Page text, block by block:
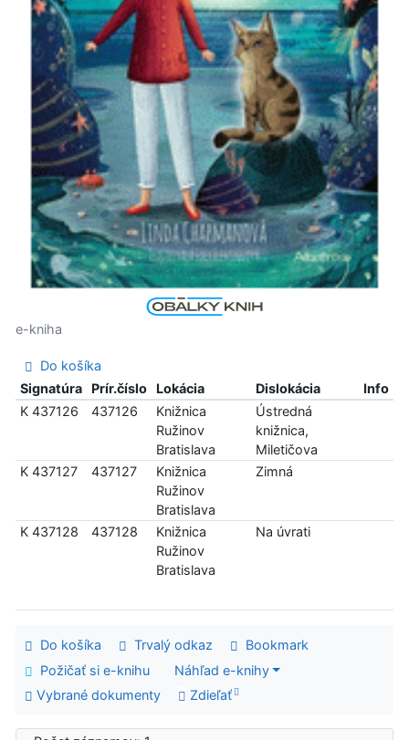
e-kniha
Do košíka
Signatúra
Prír.číslo Lokácia Dislokácia
Info
K 437126
437126
Knižnica
Ružinov
Bratislava
Ústredná
knižnica,
Miletičova
K 437127
437127
Knižnica
Ružinov
Bratislava
Zimná
K 437128 437128
Knižnica
Ružinov
Bratislava
Na úvrati
Do košíka Trvalý odkaz
Bookmark
Požičať si e-knihu
Náhľad e-knihy
Vybrané dokumenty
Zdieľať